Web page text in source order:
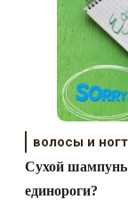
волосы и
Сухой
единороги?